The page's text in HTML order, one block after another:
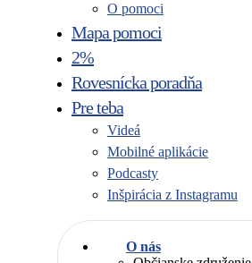
O pomoci
Mapa pomoci
2%
Rovesnícka poradňa
Pre teba
Videá
Mobilné aplikácie
Podcasty
Inšpirácia z Instagramu
O nás